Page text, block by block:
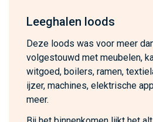
Leeghalen loods
Deze loods was voor meer
volgestouwd met meubelen,
witgoed, boilers, ramen,
ijzer, machines, elektrische
meer.